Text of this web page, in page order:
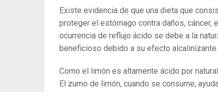
Existe evidencia de que una dieta que
proteger el estómago contra daños,
ocurrencia de reflujo ácido se debe a la
beneficioso debido a su efecto alcalinizante.
Como el limón es altamente ácido por
El zumo de limón, cuando se consume,